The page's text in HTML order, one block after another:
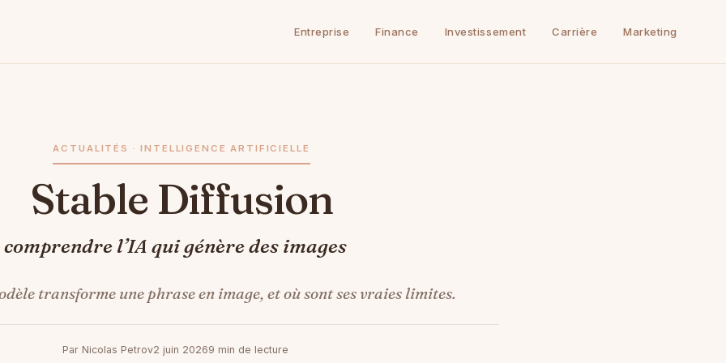
Entreprise Finance Investissement Carrière Marketing
ACTUALITÉS · INTELLIGENCE ARTIFICIELLE
Stable Diffusion
comprendre l’IA qui génère des images
transforme une phrase en image, et où sont ses vraies limites.
Par Nicolas Petrov2 juin 20269 min de lecture